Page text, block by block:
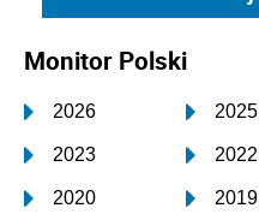
Monitor Polski
2026 2025
2023 2022
2020 2019